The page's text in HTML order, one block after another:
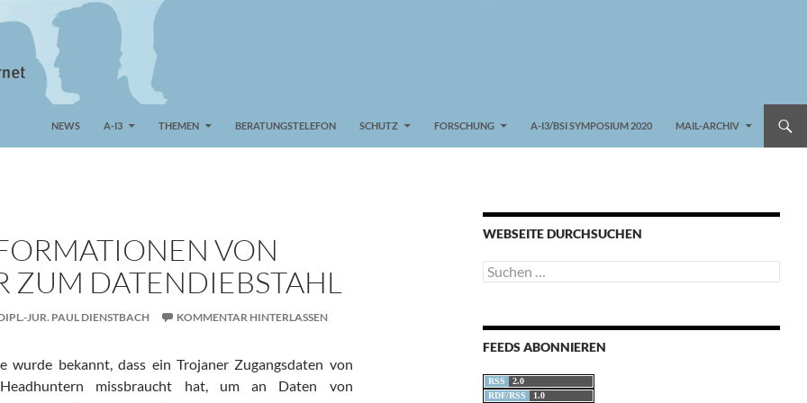
NEWS A-I3 THEMEN BERATUNGSTELEFON SCHUTZ FORSCHUNG A-I3/BSI SYMPOSIUM 2020 MAIL-ARCHIV
VON
ZUM DATENDIEBSTAHL
JUR. PAUL DIENSTBACH KOMMENTAR HINTERLASSEN
wurde bekannt, dass ein Trojaner Zugangsdaten von
missbraucht hat, um an Daten von
WEBSEITE DURCHSUCHEN
Suchen
nach:
FEEDS ABONNIEREN
RSS
2.0
RDF/RSS
1.0